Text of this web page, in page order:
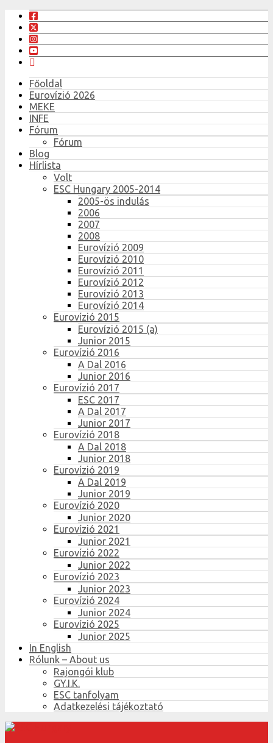
Főoldal
Eurovízió 2026
MEKE
INFE
Fórum
Fórum
Blog
Hírlista
Volt
ESC Hungary 2005-2014
2005-ös indulás
2006
2007
2008
Eurovízió 2009
Eurovízió 2010
Eurovízió 2011
Eurovízió 2012
Eurovízió 2013
Eurovízió 2014
Eurovízió 2015
Eurovízió 2015 (a)
Junior 2015
Eurovízió 2016
A Dal 2016
Junior 2016
Eurovízió 2017
ESC 2017
A Dal 2017
Junior 2017
Eurovízió 2018
A Dal 2018
Junior 2018
Eurovízió 2019
A Dal 2019
Junior 2019
Eurovízió 2020
Junior 2020
Eurovízió 2021
Junior 2021
Eurovízió 2022
Junior 2022
Eurovízió 2023
Junior 2023
Eurovízió 2024
Junior 2024
Eurovízió 2025
Junior 2025
In English
Rólunk – About us
Rajongói klub
GY.I.K.
ESC tanfolyam
Adatkezelési tájékoztató